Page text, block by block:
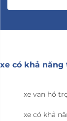
xe có khả năng
xe van hỗ
xe có khả